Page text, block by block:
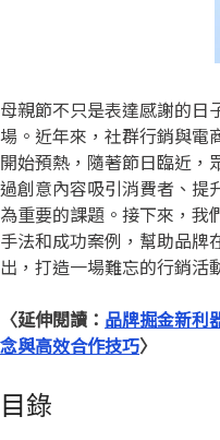
母親節不只是表達感謝的日
場。近年來，社群行銷與電
開始預熱，隨著節日臨近，
過創意內容吸引消費者、提
為重要的課題。接下來，我
手法和成功案例，幫助品牌
出，打造一場難忘的行銷活
〈延伸閱讀： 品牌掘金新利
念與高效合作技巧〉
目錄